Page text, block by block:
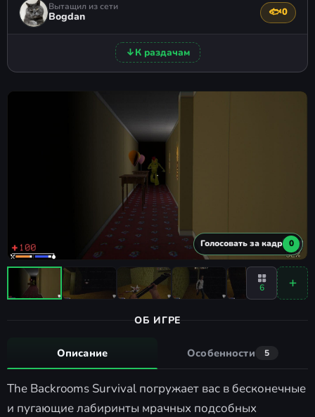
Вытащил из сети
Bogdan 🐟0
↓К раздачам
Голосовать за кадр 0
6
ОБ ИГРЕ
Описание Особенности 5
The Backrooms Survival погружает вас в бесконечные
и пугающие лабиринты мрачных подсобных